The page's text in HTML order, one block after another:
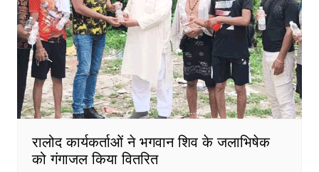
रालोद कार्यकर्ताओं ने भगवान शिव के जलाभिषेक
को गंगाजल किया वितरित